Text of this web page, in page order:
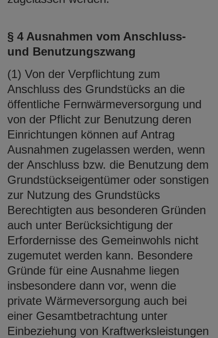
§ 4 Ausnahmen vom Anschluss-
und Benutzungszwang
(1) Von der Verpflichtung zum
Anschluss des Grundstücks an die
öffentliche Fernwärmeversorgung und
von der Pflicht zur Benutzung deren
Einrichtungen können auf Antrag
Ausnahmen zugelassen werden, wenn
der Anschluss bzw. die Benutzung dem
Grundstückseigentümer oder sonstigen
zur Nutzung des Grundstücks
Berechtigten aus besonderen Gründen
auch unter Berücksichtigung der
Erfordernisse des Gemeinwohls nicht
zugemutet werden kann. Besondere
Gründe für eine Ausnahme liegen
insbesondere dann vor, wenn die
private Wärmeversorgung auch bei
einer Gesamtbetrachtung unter
Einbeziehung von Kraftwerksleistungen